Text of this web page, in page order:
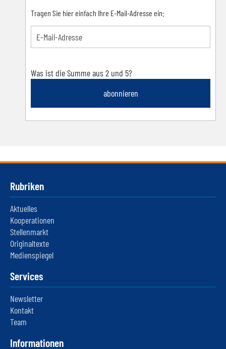
Tragen Sie hier einfach Ihre E-Mail-Adresse ein:
Was ist die Summe aus 2 und 5?
abonnieren
Rubriken
Aktuelles
Kooperationen
Stellenmarkt
Originaltexte
Medienspiegel
Services
Newsletter
Kontakt
Team
Informationen